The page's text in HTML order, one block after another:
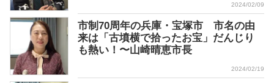
2024/02/09
市制70周年の兵庫・宝塚市 市名の由
来は「古墳横で拾ったお宝」だんじり
も熱い！〜山崎晴恵市長
2024/02/19